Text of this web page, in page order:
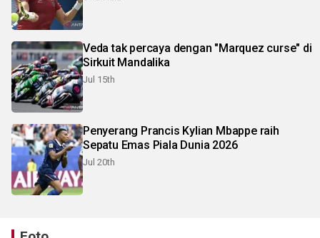
Veda tak percaya dengan "Marquez curse" di
Sirkuit Mandalika
Jul 15th
Penyerang Prancis Kylian Mbappe raih
Sepatu Emas Piala Dunia 2026
Jul 20th